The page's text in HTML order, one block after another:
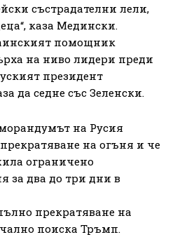
състрадателни лели,
каза Медински.
помощник
на ниво лидери преди
президент
да седне със Зеленски.
на Русия
на огъня и че
ограничено
за два до три дни в
прекратяване на
поиска Тръмп.